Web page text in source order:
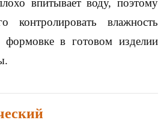
впитывает воду, поэтому
контролировать влажность
в готовом изделии